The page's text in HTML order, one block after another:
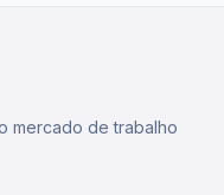
mercado de trabalho